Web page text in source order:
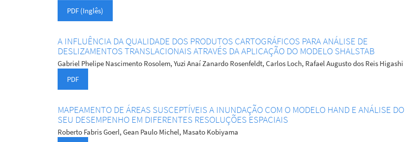
PDF (Inglês)
A INFLUÊNCIA DA QUALIDADE DOS PRODUTOS CARTOGRÁFICOS PARA ANÁLISE DE
DESLIZAMENTOS TRANSLACIONAIS ATRAVÉS DA APLICAÇÃO DO MODELO SHALSTAB
Gabriel Phelipe Nascimento Rosolem, Yuzi Anaí Zanardo Rosenfeldt, Carlos Loch, Rafael Augusto dos Reis Higashi
PDF
MAPEAMENTO DE ÁREAS SUSCEPTÍVEIS A INUNDAÇÃO COM O MODELO HAND E ANÁLISE DO
SEU DESEMPENHO EM DIFERENTES RESOLUÇÕES ESPACIAIS
Roberto Fabris Goerl, Gean Paulo Michel, Masato Kobiyama